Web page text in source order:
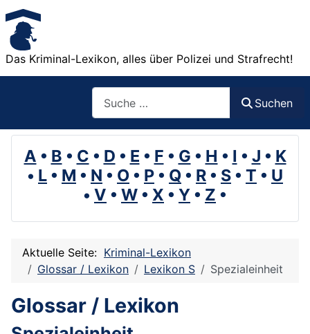
Das Kriminal-Lexikon, alles über Polizei und Strafrecht!
Suchen
A • B • C • D • E • F • G • H • I • J • K
• L • M • N • O • P • Q • R • S • T • U
• V • W • X • Y • Z •
Aktuelle Seite: Kriminal-Lexikon
Glossar / Lexikon
Lexikon S Spezialeinheit
Glossar / Lexikon